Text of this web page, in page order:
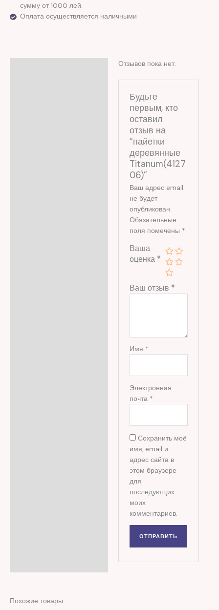
сумму от 1000 лей.
Оплата осуществляется наличными
Отзывов пока нет.
Будьте
первым, кто
оставил
отзыв на
“пайетки
деревянные
Titanum(4127
06)”
Ваш адрес email
не будет
опубликован.
Обязательные
поля помечены *
Ваша
оценка *
Ваш отзыв *
Имя *
Электронная
почта *
Сохранить моё
имя, email и
адрес сайта в
этом браузере
для
последующих
моих
комментариев.
Похожие товары